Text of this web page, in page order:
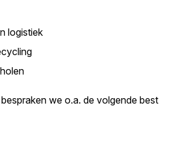
logistiek
we o.a. de volgende best